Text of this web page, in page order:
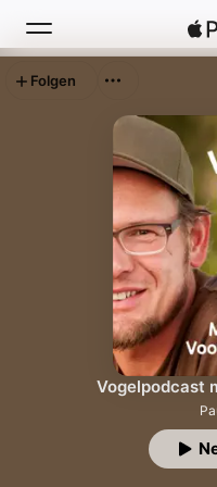
Startseite
Top-Charts
Vogelpodcast
Folgen